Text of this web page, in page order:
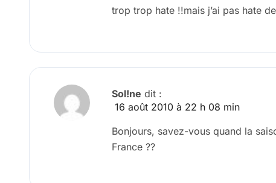
trop trop hate !!mais j’ai pas hate
Sol!ne dit :
16 août 2010 à 22 h 08 min
Bonjours, savez-vous quand la
France ??